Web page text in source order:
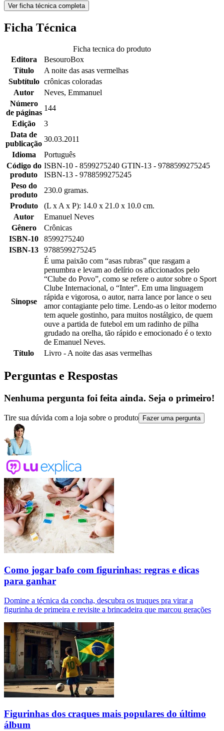
Ver ficha técnica completa
Ficha Técnica
Ficha tecnica do produto
Editora
BesouroBox
Título
A noite das asas vermelhas
Subtítulo crônicas coloradas
Autor
Neves, Emmanuel
Número
de páginas
144
Edição
3
Data de
publicação
30.03.2011
Idioma
Português
Código do
produto
ISBN-10 - 8599275240 GTIN-13 - 9788599275245
ISBN-13 - 9788599275245
Peso do
produto
230.0 gramas.
Produto
(L x A x P): 14.0 x 21.0 x 10.0 cm.
Autor
Emanuel Neves
Gênero
Crônicas
ISBN-10
8599275240
ISBN-13
9788599275245
Sinopse
É uma paixão com “asas rubras” que rasgam a
penumbra e levam ao delírio os aficcionados pelo
“Clube do Povo”, como se refere o autor sobre o Sport
Clube Internacional, o “Inter”. Em uma linguagem
rápida e vigorosa, o autor, narra lance por lance o seu
amor contagiante pelo time. Lendo-as o leitor moderno
tem aquele gostinho, para muitos nostálgico, de quem
ouve a partida de futebol em um radinho de pilha
grudado na orelha, tão rápido e emocionado é o texto
de Emanuel Neves.
Título
Livro - A noite das asas vermelhas
Perguntas e Respostas
Nenhuma pergunta foi feita ainda. Seja o primeiro!
Tire sua dúvida com a loja sobre o produto Fazer uma pergunta
Como jogar bafo com figurinhas: regras e dicas
para ganhar
Domine a técnica da concha, descubra os truques pra virar a
figurinha de primeira e revisite a brincadeira que marcou gerações
Figurinhas dos craques mais populares do último
álbum